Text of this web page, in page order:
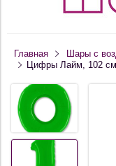
Главная Шары c
Цифры Лайм, 102 см